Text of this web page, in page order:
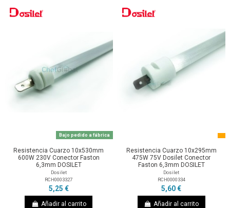
Bajo pedido a fábrica
Resistencia Cuarzo 10x530mm
600W 230V Conector Faston
6,3mm DOSILET
Dosilet
RCH0003327
5,25 €
Añadir al carrito
Resistencia Cuarzo 10x295mm
475W 75V Dosilet Conector
Faston 6,3mm DOSILET
Dosilet
RCH0000334
5,60 €
Añadir al carrito